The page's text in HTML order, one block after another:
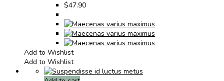
$47.90
Add to Wishlist
Add to Wishlist